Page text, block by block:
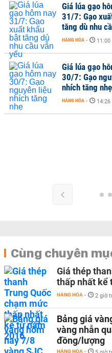
Giá lúa gạo
31/7: Gạo
tăng dù nhu
HÀNG HÓA -
Giá lúa gạo
30/7: Gạo
nhích tăng nhẹ
HÀNG HÓA -
Cùng chuyên
Giá thép
thấp nhất kể
HÀNG HÓA - 2 giờ
Bảng giá
vàng nhẫn
đồng/lượng
HÀNG HÓA -